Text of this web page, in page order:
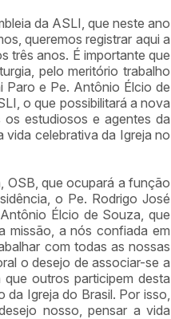
da ASLI, que neste ano
queremos registrar aqui a
três anos. É importante que
pelo meritório trabalho
Paro e Pe. Antônio Élcio de
o que possibilitará a nova
estudiosos e agentes da
vida celebrativa da Igreja no
OSB, que ocupará a função
o Pe. Rodrigo José
Élcio de Souza, que
missão, a nós confiada em
com todas as nossas
o desejo de associar-se a
outros participem desta
Igreja do Brasil. Por isso,
nosso, pensar a vida